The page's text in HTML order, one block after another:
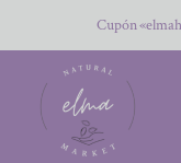
al
contenido
Cupón